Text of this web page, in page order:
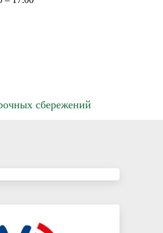
сбережений